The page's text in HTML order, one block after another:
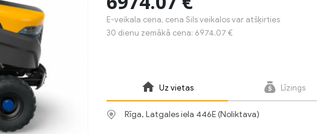
E-veikala cena, cena Sils veikalos var atšķirties
30 dienu zemākā cena: 6974.07 €
Uz vietas Līzings
Rīga, Latgales iela 446E (Noliktava)